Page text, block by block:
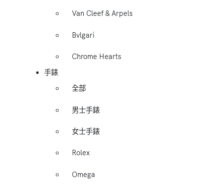
Van Cleef & Arpels
Bvlgari
Chrome Hearts
手錶
全部
男士手錶
女士手錶
Rolex
Omega